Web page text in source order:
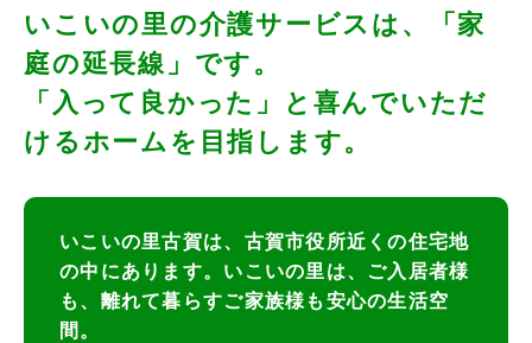
いこいの里の介護サービスは、「家
庭の延長線」です。
「入って良かった」と喜んでいただ
けるホームを目指します。
いこいの里古賀は、古賀市役所近くの住宅地
の中にあります。いこいの里は、ご入居者様
も、離れて暮らすご家族様も安心の生活空
間。